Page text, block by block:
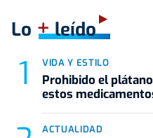
Lo +leído
VIDA Y ESTILO
Prohibido el
estos
ACTUALIDAD